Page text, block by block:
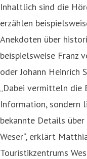
Inhaltlich sind die
erzählen
Anekdoten über
beispielsweise Franz
oder Johann Heinrich
„Dabei vermitteln die
Information, sondern
bekannte Details
Weser“, erklärt
Touristikzentrums